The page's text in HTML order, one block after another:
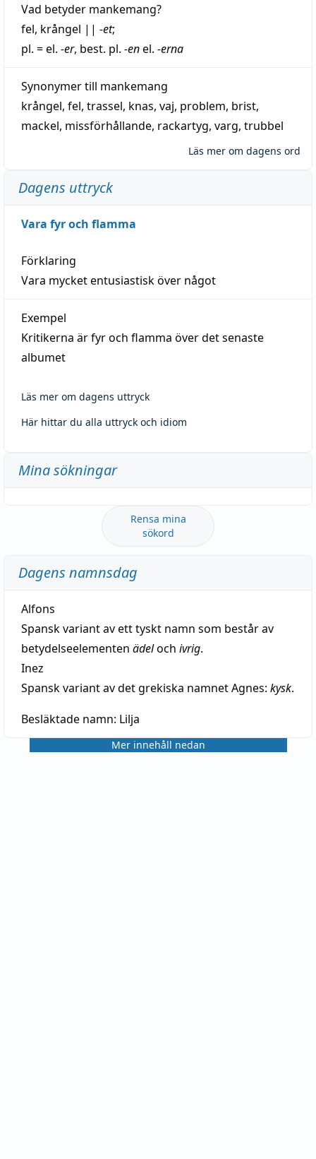
Vad betyder mankemang?
fel, krångel || -et;
pl. = el. -er, best. pl. -enel. -erna
Synonymer till mankemang
krångel, fel, trassel, knas, vaj, problem, brist,
mackel, missförhållande, rackartyg, varg, trubbel
Läs mer om dagens ord
Dagens uttryck
Vara fyr och flamma
Förklaring
Vara mycket entusiastisk över något
Exempel
Kritikerna är fyr och flamma över det senaste
albumet
Läs mer om dagens uttryck
Här hittar du alla uttryck och idiom
Mina sökningar
Rensa mina
sökord
Dagens namnsdag
Alfons
Spansk variant av ett tyskt namn som består av
betydelseelementen ädeloch ivrig.
Inez
Spansk variant av det grekiska namnet Agnes: kysk.
Besläktade namn: Lilja
Mer innehåll nedan